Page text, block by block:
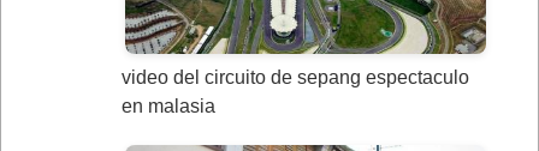
video del circuito de sepang espectaculo
en malasia